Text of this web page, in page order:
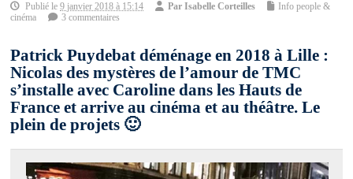
Publié le9 janvier 2018 à 15:14 ParIsabelle Corteilles
Info people &
cinéma
3 commentaires
Patrick Puydebat déménage en 2018 à Lille :
Nicolas des mystères de l’amour de TMC
s’installe avec Caroline dans les Hauts de
France et arrive au cinéma et au théâtre. Le
plein de projets 🙂